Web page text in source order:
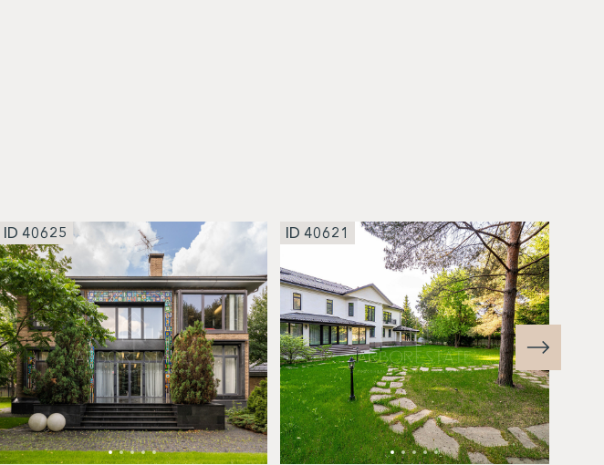
ID 40625 ID 40621